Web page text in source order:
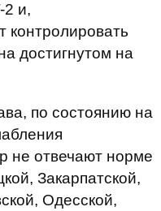
2 и,
контролировать
достигнутом на
по состоянию на
не отвечают норме
Закарпатской,
Одесской,